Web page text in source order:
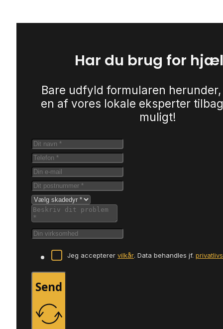
Har du brug for
Bare udfyld formularen
en af vores lokale eksperter
muligt!
Jeg accepterer vilkår. Data behandles jf.
Send